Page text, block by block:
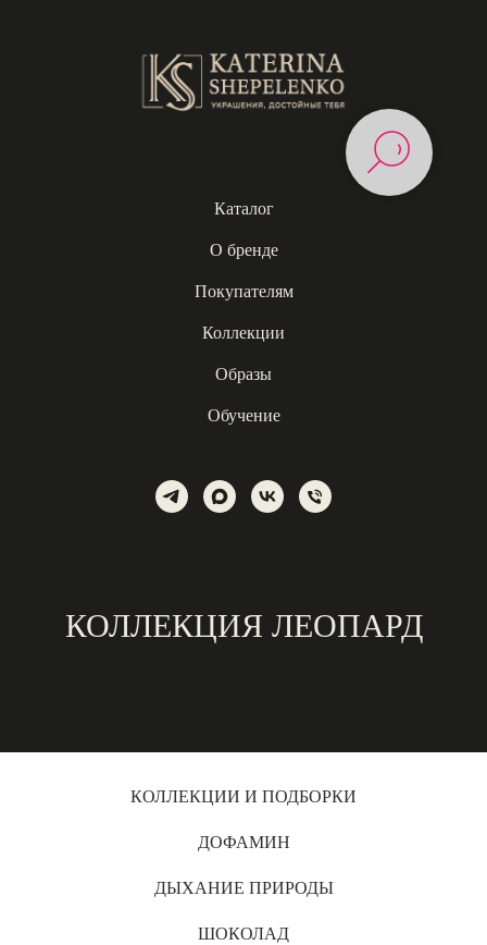
Каталог
О бренде
Покупателям
Коллекции
Образы
Обучение
КОЛЛЕКЦИЯ ЛЕОПАРД
КОЛЛЕКЦИИ И ПОДБОРКИ
ДОФАМИН
ДЫХАНИЕ ПРИРОДЫ
ШОКОЛАД